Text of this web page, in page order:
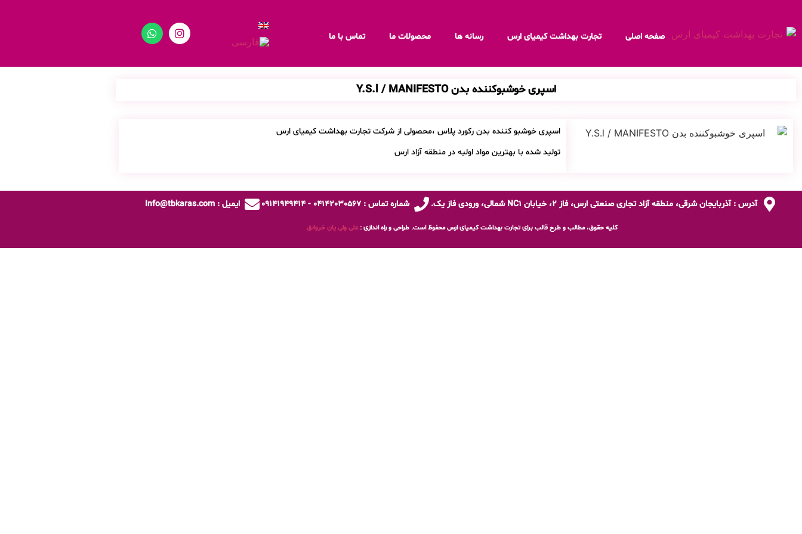
صفحه اصلی تجارت بهداشت کیمیای ارس رسانه ها محصولات ما تماس با ما
اسپری خوشبوکننده بدن Y.S.l / MANIFESTO
اسپری خوشبو کننده بدن رکورد پلاس ،محصولی از شرکت تجارت بهداشت کیمیای ارس
تولید شده با بهترین مواد اولیه در منطقه آزاد ارس
آدرس : آذربایجان شرقی، منطقه آزاد تجاری صنعتی ارس، فاز 2، خیابان NC1 شمالی، ورودی فاز یک. شماره تماس : 04142030567 - 09141949414 ایمیل : Info@tbkaras.com
کلیه حقوق، مطالب و طرح قالب برای تجارت بهداشت کیمیای ارس محفوظ است. طراحی و راه اندازی :علی ولی یان خروانق